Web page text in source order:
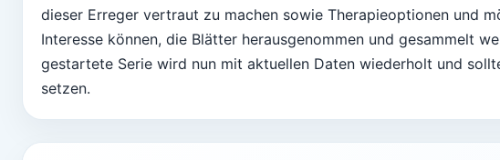
dieser Erreger vertraut zu machen sowie Therapieoptionen und
Interesse können, die Blätter herausgenommen und gesammelt
gestartete Serie wird nun mit aktuellen Daten wiederholt und
setzen.